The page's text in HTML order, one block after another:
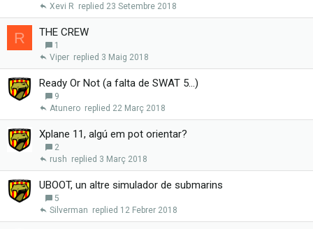
23 Setembre 2018
Xevi R
R THE CREW
1
3 Maig 2018
Viper
Ready Or Not (a falta de SWAT 5...)
9
22 Març 2018
Atunero
Xplane 11, algú em pot orientar?
2
3 Març 2018
rush
UBOOT, un altre simulador de submarins
5
12 Febrer 2018
Silverman